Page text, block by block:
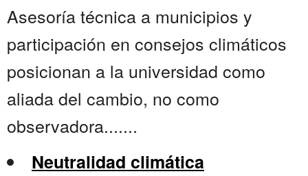
Asesoría técnica a municipios y
participación en consejos climáticos
posicionan a la universidad como
aliada del cambio, no como
observadora.......
Neutralidad climática